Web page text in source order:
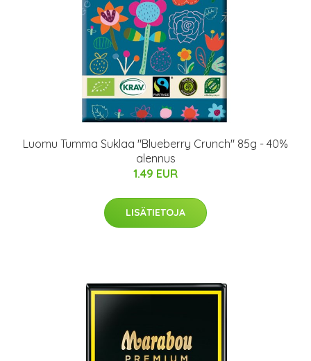
Luomu Tumma Suklaa "Blueberry Crunch" 85g - 40%
alennus
1.49 EUR
LISÄTIETOJA